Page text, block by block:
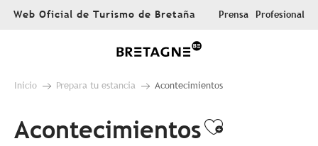
AllerWeb Oficial de Turismo de Bretaña Prensa Profesional
Inicio Prepara tu estancia Acontecimientos
AcontecimientosAjouter